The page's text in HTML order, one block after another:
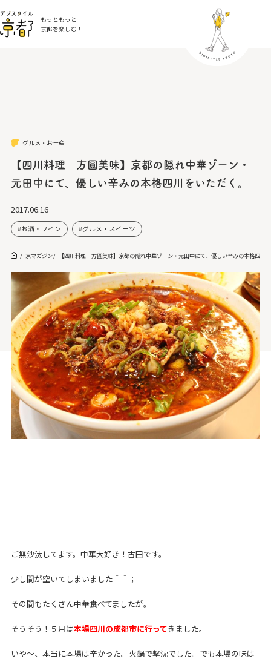
もっともっと
京都を楽しむ！
グルメ・お土産
【四川料理 方圓美味】京都の隠れ中華ゾーン・
元田中にて、優しい辛みの本格四川をいただく。
2017.06.16
お酒・ワイン グルメ・スイーツ
京マガジン 【四川料理 方圓美味】京都の隠れ中華ゾーン・元田中にて、優しい辛みの本格四川
ご無沙汰してます。中華大好き！古田です。
少し間が空いてしまいました＾＾；
その間もたくさん中華食べてましたが。
そうそう！５月は本場四川の成都市に行ってきました。
いや～、本当に本場は辛かった。火鍋で撃沈でした。でも本場の味は